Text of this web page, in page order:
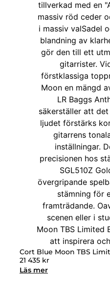
Cort Blue Moon TBS
21 435 kr
Läs mer